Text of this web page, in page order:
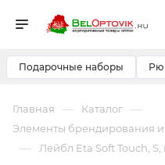
Подарочные наборы
Главная — Каталог —
Элементы брендирования
— Лейбл Eta Soft Touch,